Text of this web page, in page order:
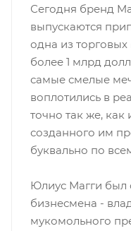
Сегодня бренд
выпускаются
одна из торговых
более 1 млрд
самые смелые
воплотились в
точно так же, как
созданного им
буквально по
Юлиус Магги был
бизнесмена -
мукомольного